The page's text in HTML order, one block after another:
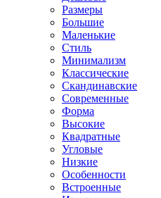
Размеры
Большие
Маленькие
Стиль
Минимализм
Классические
Скандинавские
Современные
Форма
Высокие
Квадратные
Угловые
Низкие
Особенности
Встроенные